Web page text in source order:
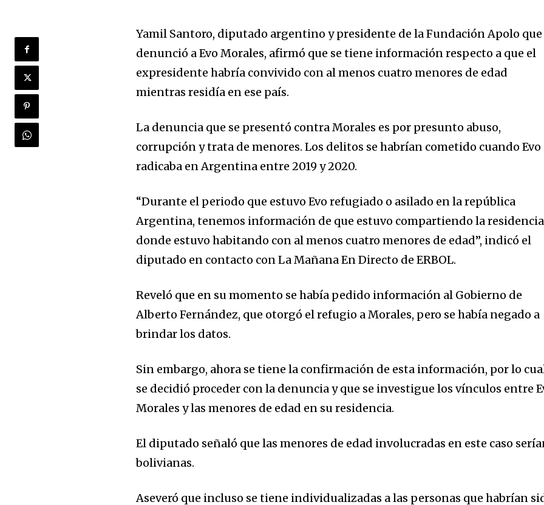
Join our community of
SUBSCRIBERS and be part
of the conversation.
To subscribe, simply enter your email address on our website or click
the subscribe button below. Don't worry, we respect your privacy and
Yamil Santoro, diputado argentino y presidente de la Fundación Apolo que
denunció a Evo Morales, afirmó que se tiene información respecto a que el
expresidente habría convivido con al menos cuatro menores de edad
mientras residía en ese país.
La denuncia que se presentó contra Morales es por presunto abuso,
corrupción y trata de menores. Los delitos se habrían cometido cuando Evo
radicaba en Argentina entre 2019 y 2020.
“Durante el periodo que estuvo Evo refugiado o asilado en la república
Argentina, tenemos información de que estuvo compartiendo la residencia
donde estuvo habitando con al menos cuatro menores de edad”, indicó el
diputado en contacto con La Mañana En Directo de ERBOL.
Reveló que en su momento se había pedido información al Gobierno de
Alberto Fernández, que otorgó el refugio a Morales, pero se había negado a
brindar los datos.
Sin embargo, ahora se tiene la confirmación de esta información, por lo
se decidió proceder con la denuncia y que se investigue los vínculos entre
Morales y las menores de edad en su residencia.
El diputado señaló que las menores de edad involucradas en este caso
bolivianas.
Aseveró que incluso se tiene individualizadas a las personas que habrían